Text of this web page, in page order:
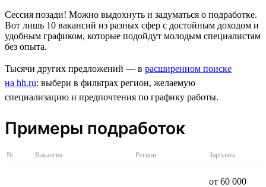
Сессия позади! Можно выдохнуть и задуматься о подработке.
Вот лишь 10 вакансий из разных сфер с достойным доходом и
удобным графиком, которые подойдут молодым специалистам
без опыта.
Тысячи других предложений — в расширенном поиске
на hh.ru: выбери в фильтрах регион, желаемую
специализацию и предпочтения по графику работы.
Примеры подработок
№ Вакансия Регион Зарплата
от 60 000